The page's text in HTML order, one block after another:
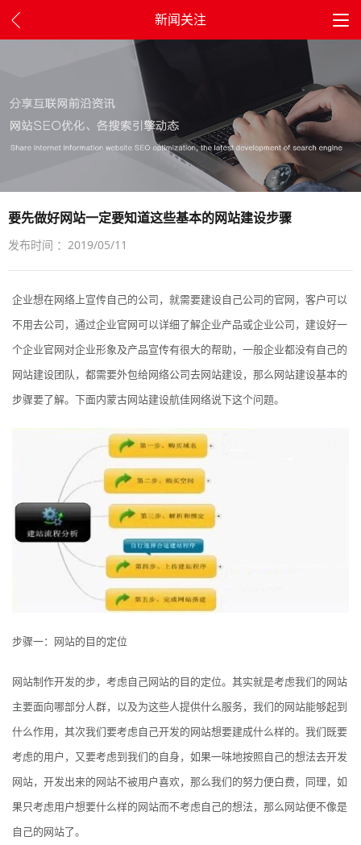
新闻关注
要先做好网站一定要知道这些基本的网站建设步骤
发布时间 ：2019/05/11
企业想在网络上宣传自己的公司，就需要建设自己公司的官网，客户可以
不用去公司，通过企业官网可以详细了解企业产品或企业公司，建设好一
个企业官网对企业形象及产品宣传有很大的帮助，一般企业都没有自己的
网站建设团队，都需要外包给网络公司去网站建设，那么网站建设基本的
步骤要了解。下面内蒙古网站建设航佳网络说下这个问题。
步骤一：网站的目的定位
网站制作开发的步，考虑自己网站的目的定位。其实就是考虑我们的网站
主要面向哪部分人群，以及为这些人提供什么服务，我们的网站能够起到
什么作用，其次我们要考虑自己开发的网站想要建成什么样的。我们既要
考虑的用户，又要考虑到我们的自身，如果一味地按照自己的想法去开发
网站，开发出来的网站不被用户喜欢，那么我们的努力便白费，同理，如
果只考虑用户想要什么样的网站而不考虑自己的想法，那么网站便不像是
自己的网站了。